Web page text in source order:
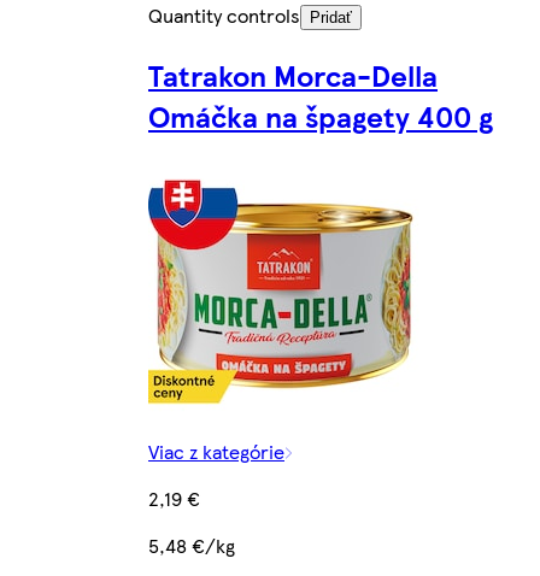
Quantity controls
Pridať
Tatrakon Morca-Della
Omáčka na špagety 400 g
Viac z kategórie
2,19 €
5,48 €/kg